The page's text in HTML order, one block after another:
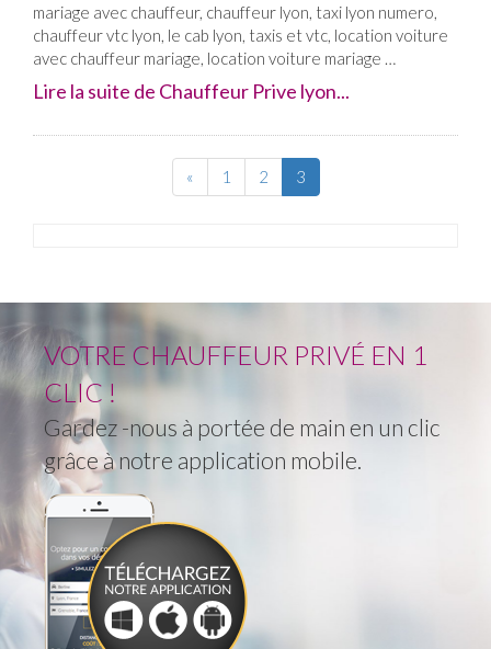
mariage avec chauffeur, chauffeur lyon, taxi lyon numero,
chauffeur vtc lyon, le cab lyon, taxis et vtc, location voiture
avec chauffeur mariage, location voiture mariage …
Lire la suite de Chauffeur Prive lyon...
« 1 2 3
VOTRE CHAUFFEUR PRIVÉ EN 1
CLIC !
Gardez -nous à portée de main en un clic
grâce à notre application mobile.